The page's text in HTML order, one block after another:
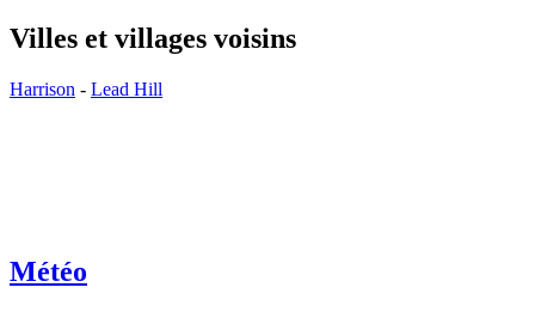
Villes et villages voisins
Harrison - Lead Hill
Météo